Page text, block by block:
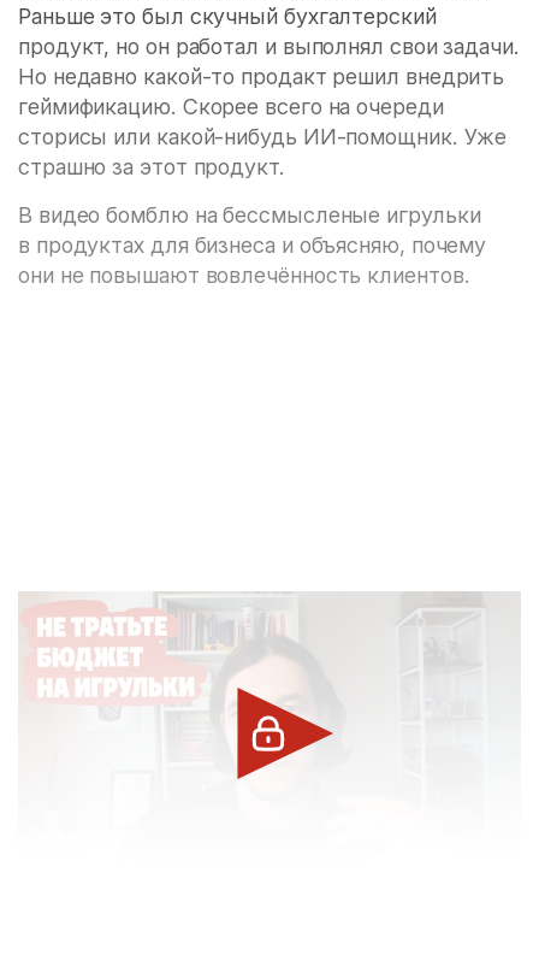
Раньше это был скучный бухгалтерский
продукт, но он работал и выполнял свои задачи.
Но недавно какой-то продакт решил внедрить
геймификацию. Скорее всего на очереди
сторисы или какой-нибудь ИИ-помощник. Уже
страшно за этот продукт.
В видео бомблю на бессмысленые игрульки
в продуктах для бизнеса и объясняю, почему
они не повышают вовлечённость клиентов.